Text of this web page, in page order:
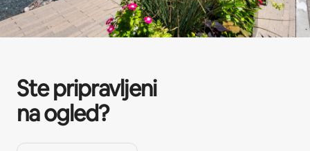
Ste pripravljeni
na ogled?